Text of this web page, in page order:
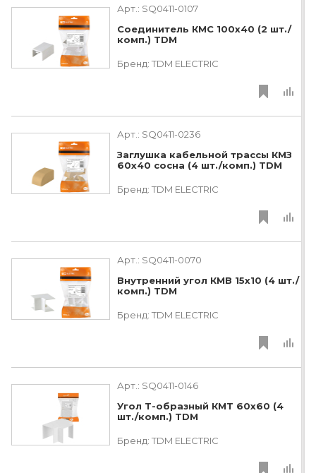
Арт.: SQ0411-0107
Соединитель КМС 100х40 (2 шт./
комп.) TDM
Бренд: TDM ЕLECTRIC
Арт.: SQ0411-0236
Заглушка кабельной трассы КМЗ
60х40 сосна (4 шт./комп.) TDM
Бренд: TDM ЕLECTRIC
Арт.: SQ0411-0070
Внутренний угол КМВ 15х10 (4 шт./
комп.) TDM
Бренд: TDM ЕLECTRIC
Арт.: SQ0411-0146
Угол Т-образный КМТ 60х60 (4
шт./комп.) TDM
Бренд: TDM ЕLECTRIC